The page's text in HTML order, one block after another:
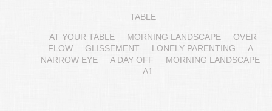
TABLE
AT YOUR TABLE MORNING LANDSCAPE
OVER
FLOW
GLISSEMENT LONELY PARENTING
A
NARROW EYE
A DAY OFF
MORNING LANDSCAPE
A1